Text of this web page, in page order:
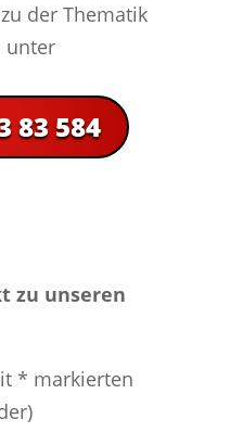
der Thematik
unter
83 584
zu unseren
* markierten